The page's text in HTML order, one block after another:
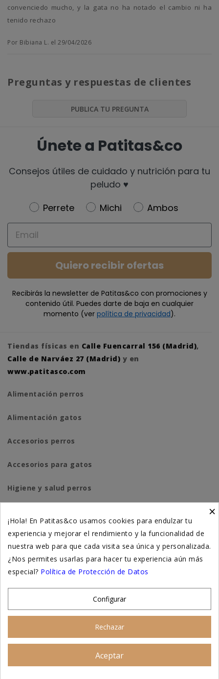
convenciedo mucho, y la gata no ha notado el cambio ni ha
tenido rechazo
Por Bibiana L. el 29/04/2026
Preguntas y respuestas de clientes
PUBLICA TU PREGUNTA
Únete a Patitas&co
Consejos útiles de cuidado y nutrición para tu
peludo ♥️
Newsletter
Perrete Michi
Ambos
Email
Quiero recibir ofertas
Recibirás la newsletter de Patitas&co con promociones y
contenido útil. Puedes darte de baja en cualquier
momento (ver política de privacidad).
Tiendas físicas en Calle Fuencarral 156 (Madrid),
Calle de Narváez 27 (Madrid) y en
www.patitasco.com
Alimentación perros
Alimentación gatos
Accesorios perros
Accesorios para gatos
Higiene y salud perros
Suplementación natural
Otros
×
¡Hola! En Patitas&co usamos cookies para endulzar tu
experiencia y mejorar el rendimiento y la funcionalidad de
nuestra web para que cada visita sea única y personalizada.
¿Nos permites usarlas para hacer tu experiencia aún más
especial? Política de Protección de Datos
Configurar
Rechazar
Aceptar